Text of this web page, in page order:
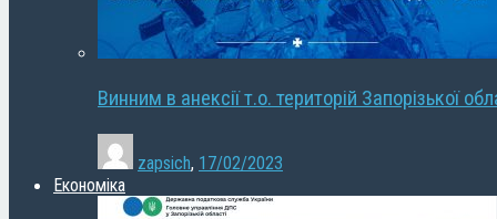
Винним в анексії т.о. територій Запорізької
zapsich, 17/02/2023
Економіка